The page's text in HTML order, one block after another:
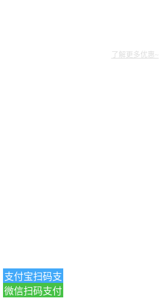
支付宝扫码支
付
微信扫码支付
了解更多优惠~